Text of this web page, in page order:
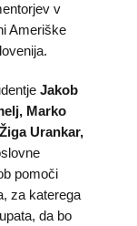
v
Ameriške
Jakob
Marko
Urankar,
pomoči
za katerega
da bo